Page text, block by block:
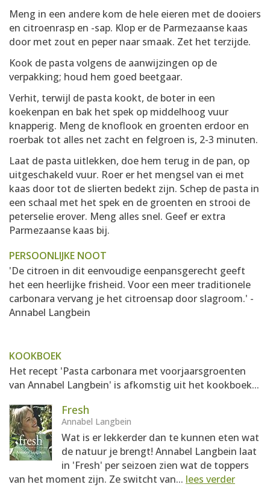
Meng in een andere kom de hele eieren met de dooiers
en citroenrasp en -sap. Klop er de Parmezaanse kaas
door met zout en peper naar smaak. Zet het terzijde.
Kook de pasta volgens de aanwijzingen op de
verpakking; houd hem goed beetgaar.
Verhit, terwijl de pasta kookt, de boter in een
koekenpan en bak het spek op middelhoog vuur
knapperig. Meng de knoflook en groenten erdoor en
roerbak tot alles net zacht en felgroen is, 2-3 minuten.
Laat de pasta uitlekken, doe hem terug in de pan, op
uitgeschakeld vuur. Roer er het mengsel van ei met
kaas door tot de slierten bedekt zijn. Schep de pasta in
een schaal met het spek en de groenten en strooi de
peterselie erover. Meng alles snel. Geef er extra
Parmezaanse kaas bij.
PERSOONLIJKE NOOT
'De citroen in dit eenvoudige eenpansgerecht geeft
het een heerlijke frisheid. Voor een meer traditionele
carbonara vervang je het citroensap door slagroom.' -
Annabel Langbein
KOOKBOEK
Het recept 'Pasta carbonara met voorjaarsgroenten
van Annabel Langbein' is afkomstig uit het kookboek...
Fresh
Annabel Langbein
Wat is er lekkerder dan te kunnen eten wat
de natuur je brengt! Annabel Langbein laat
in 'Fresh' per seizoen zien wat de toppers
van het moment zijn. Ze switcht van... lees verder